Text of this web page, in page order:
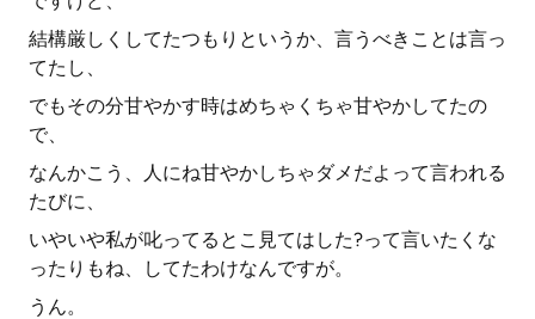
結構厳しくしてたつもりというか、言うべきことは言っ
てたし、
でもその分甘やかす時はめちゃくちゃ甘やかしてたの
で、
なんかこう、人にね甘やかしちゃダメだよって言われる
たびに、
いやいや私が叱ってるとこ見てはした?って言いたくな
ったりもね、してたわけなんですが。
うん。